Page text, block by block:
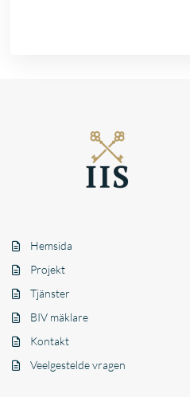
Hemsida
Projekt
Tjänster
BIV mäklare
Kontakt
Veelgestelde vragen